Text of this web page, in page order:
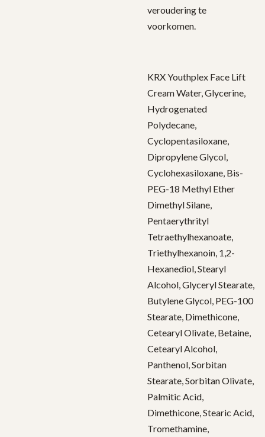
veroudering te
voorkomen.
KRX Youthplex Face Lift
Cream Water, Glycerine,
Hydrogenated
Polydecane,
Cyclopentasiloxane,
Dipropylene Glycol,
Cyclohexasiloxane, Bis-
PEG-18 Methyl Ether
Dimethyl Silane,
Pentaerythrityl
Tetraethylhexanoate,
Triethylhexanoin, 1,2-
Hexanediol, Stearyl
Alcohol, Glyceryl Stearate,
Butylene Glycol, PEG-100
Stearate, Dimethicone,
Cetearyl Olivate, Betaine,
Cetearyl Alcohol,
Panthenol, Sorbitan
Stearate, Sorbitan Olivate,
Palmitic Acid,
Dimethicone, Stearic Acid,
Tromethamine,